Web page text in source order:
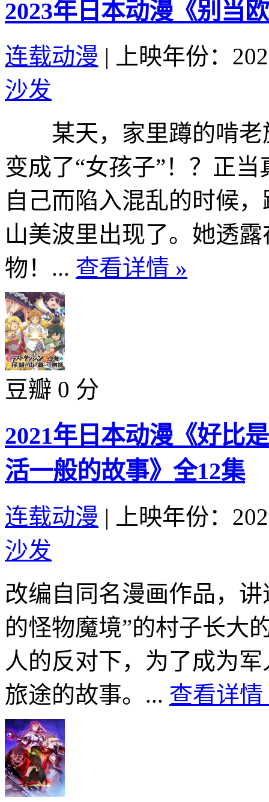
2023年日本动漫《别当
连载动漫 |
上映年份：
沙发
某天，家里蹲的啃老
变成了“女孩子”！？正
自己而陷入混乱的时候
山美波里出现了。她透
物！... 查看详情 »
豆瓣 0 分
2021年日本动漫《好比
活一般的故事》全12集
连载动漫 |
上映年份：
沙发
改编自同名漫画作品，
的怪物魔境”的村子长大
人的反对下，为了成为
旅途的故事。... 查看详情